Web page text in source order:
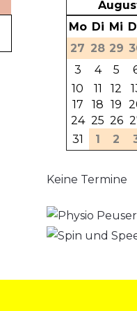
Mo Di Mi
27 28 29
3
4 5
10
11 12
17
18 19
24 25 26
31
1 2
Keine Termine